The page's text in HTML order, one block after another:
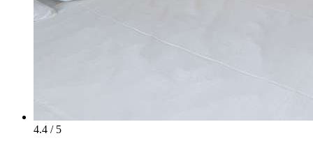
4.4 / 5